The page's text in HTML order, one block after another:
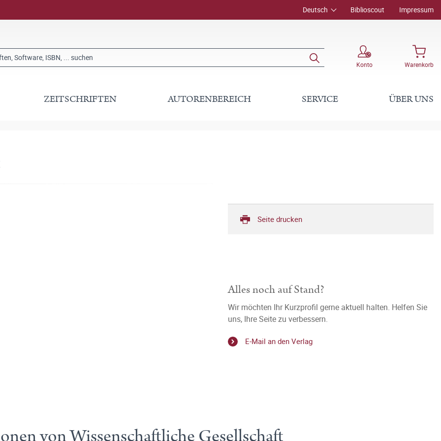
Deutsch Biblioscout Impressum
Konto Warenkorb
ZEITSCHRIFTEN AUTORENBEREICH SERVICE ÜBER UNS
Seite drucken
Alles noch auf Stand?
Wir möchten Ihr Kurzprofil gerne aktuell halten. Helfen Sie
uns, Ihre Seite zu verbessern.
E-Mail an den Verlag